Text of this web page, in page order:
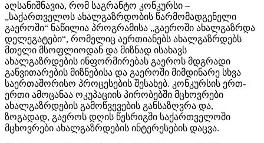
აღსანიშნავია, რომ საგრანტო კონკურსი –
„საქართველოს ახალგაზრდობის წარმომადგენელი
გაეროში“ ნაწილია პროგრამისა „გაეროში ახალგაზრდა
დელეგატები“, რომელიც აერთიანებს ახალგაზრდებს
მთელი მსოფლიოდან და მიზნად ისახავს
ახალგაზრდების ინფორმირებას გაეროს მდგრადი
განვითარების მიზნებისა და გაეროში მიმდინარე სხვა
საერთაშორისო პროცესების შესახებ. კონკურსის ერთ-
ერთი ამოცანაა ოკუპაციის პირობებში მცხოვრები
ახალგაზრდების გამოწვევების განსაზღვრა და,
ზოგადად, გაეროს დღის წესრიგში საქართველოში
მცხოვრები ახალგაზრდების ინტერესების დაცვა.